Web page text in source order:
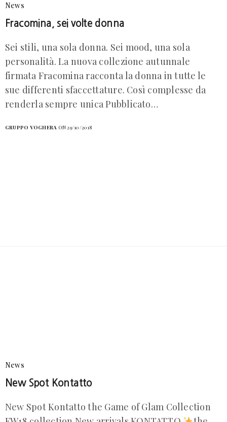
News
Fracomina, sei volte donna
Sei stili, una sola donna. Sei mood, una sola
personalità. La nuova collezione autunnale
firmata Fracomina racconta la donna in tutte le
sue differenti sfaccettature. Così complesse da
renderla sempre unica Pubblicato…
GRUPPO VOGHERA ON 29/10/2018
News
New Spot Kontatto
New Spot Kontatto the Game of Glam Collection